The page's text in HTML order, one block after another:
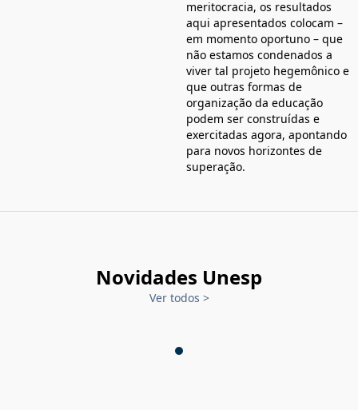
meritocracia, os resultados
aqui apresentados colocam –
em momento oportuno – que
não estamos condenados a
viver tal projeto hegemônico e
que outras formas de
organização da educação
podem ser construídas e
exercitadas agora, apontando
para novos horizontes de
superação.
Novidades Unesp
Ver todos >